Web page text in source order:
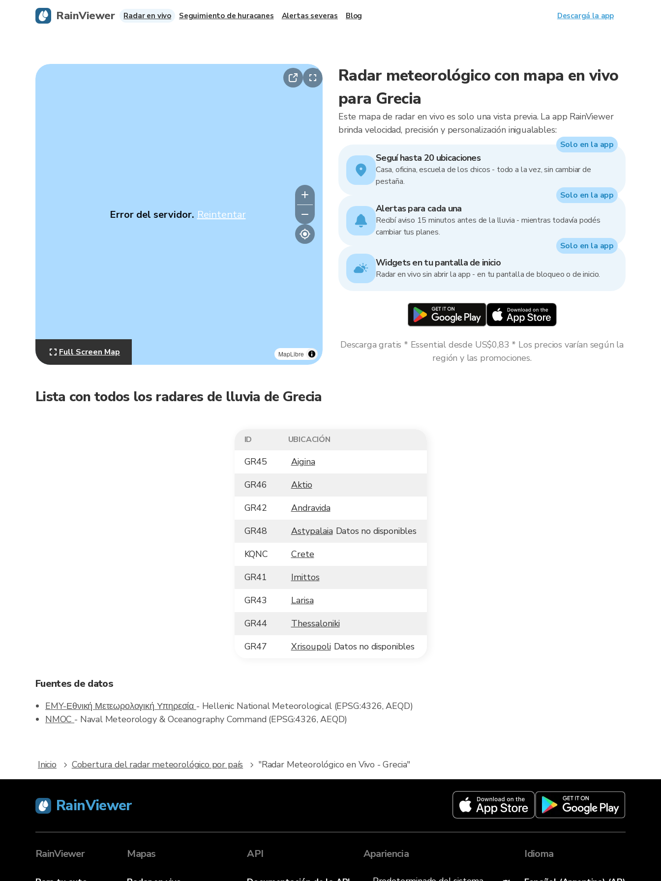
Radar meteorológico con mapa en vivo
para Grecia
Este mapa de radar en vivo es solo una vista previa. La app RainViewer
brinda velocidad, precisión y personalización inigualables:
Seguí hasta 20 ubicaciones
Casa, oficina, escuela de los chicos - todo a la vez, sin cambiar de
pestaña.
Solo en la app
Alertas para cada una
Recibí aviso 15 minutos antes de la lluvia - mientras todavía podés
cambiar tus planes.
Solo en la app
Widgets en tu pantalla de inicio
Radar en vivo sin abrir la app - en tu pantalla de bloqueo o de inicio.
Solo en la app
Descarga gratis * Essential desde US$0,83 * Los precios varían según la
región y las promociones.
MapLibre
Error del servidor. Reintentar
Full Screen Map
Lista con todos los radares de lluvia de Grecia
ID UBICACIÓN
GR45
Aigina
GR46
Aktio
GR42
Andravida
GR48
Astypalaia Datos no disponibles
KQNC
Crete
GR41
Imittos
GR43
Larisa
GR44
Thessaloniki
GR47
Xrisoupoli Datos no disponibles
Fuentes de datos
EMY-Εθνική Μετεωρολογική Υπηρεσία - Hellenic National Meteorological (EPSG:4326, AEQD)
NMOC - Naval Meteorology & Oceanography Command (EPSG:4326, AEQD)
Inicio Cobertura del radar meteorológico por país "Radar Meteorológico en Vivo - Grecia"
RainViewer
RainViewer Mapas API Apariencia Idioma
RainViewer Radar en vivo Seguimiento de huracanes Alertas severas Blog Descargá la app